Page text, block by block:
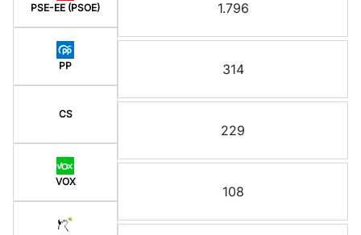
PSE-EE (PSOE)
PP
CS
VOX
1.796
314
229
108